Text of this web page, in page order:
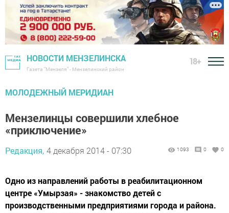
НОВОСТИ МЕНЗЕЛИНСКА
Газета "Мензеля" - Мензелинский район
18+
МОЛОДЕЖНЫЙ МЕРИДИАН
Мензелинцы совершили хлебное
«приключение»
Редакция, 4 декабря 2014 - 07:30 1093 0 0
Одно из направлений работы в реабилитационном
центре «Умырзая» - знакомство детей с
производственными предприятиями города и района.